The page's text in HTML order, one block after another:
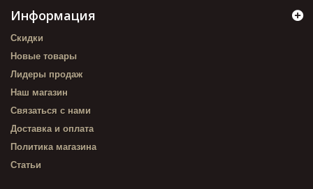
Информация
Скидки
Новые товары
Лидеры продаж
Наш магазин
Связаться с нами
Доставка и оплата
Политика магазина
Статьи